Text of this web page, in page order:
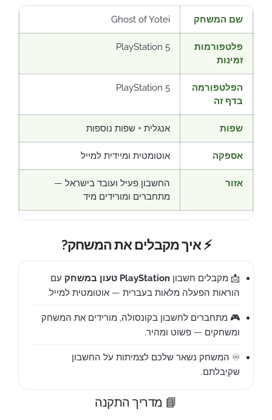
שם המשחק Ghost of Yotei
פלטפורמות
זמינות
PlayStation 5
הפלטפורמה
בדף זה
PlayStation 5
שפות אנגלית + שפות נוספות
אספקה אוטומטית ומיידית למייל
אזור
החשבון פעיל ועובד בישראל —
מתחברים ומורידים מיד
⚡ איך מקבלים את המשחק?
📩 מקבלים חשבון PlayStation טעון במשחק
עם
הוראות הפעלה מלאות בעברית — אוטומטית למייל.
🎮 מתחברים לחשבון בקונסולה, מורידים את המשחק
ומשחקים — פשוט ומהיר.
♾️ המשחק נשאר שלכם לצמיתות על החשבון
שקיבלתם.
📘 מדריך התקנה